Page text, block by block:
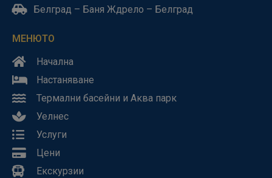
МЕНЮТО
Начална
Настаняване
Термални басейни и Аква парк
Уелнес
Услуги
Цени
Екскурзии
Белград – Баня Ждрело – Белград